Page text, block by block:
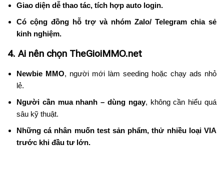
Giao diện dễ thao tác, tích hợp auto login.
Có cộng đồng hỗ trợ và nhóm Zalo/ Telegram chia sẻ
kinh nghiệm.
4. Ai nên chọn TheGioiMMO.net
Newbie MMO, người mới làm seeding hoặc chạy ads nhỏ
lẻ.
Người cần mua nhanh – dùng ngay, không cần hiểu quá
sâu kỹ thuật.
Những cá nhân muốn test sản phẩm, thử nhiều loại VIA
trước khi đầu tư lớn.